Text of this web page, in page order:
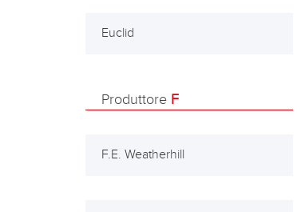
Euclid
Produttore F
F.E. Weatherhill